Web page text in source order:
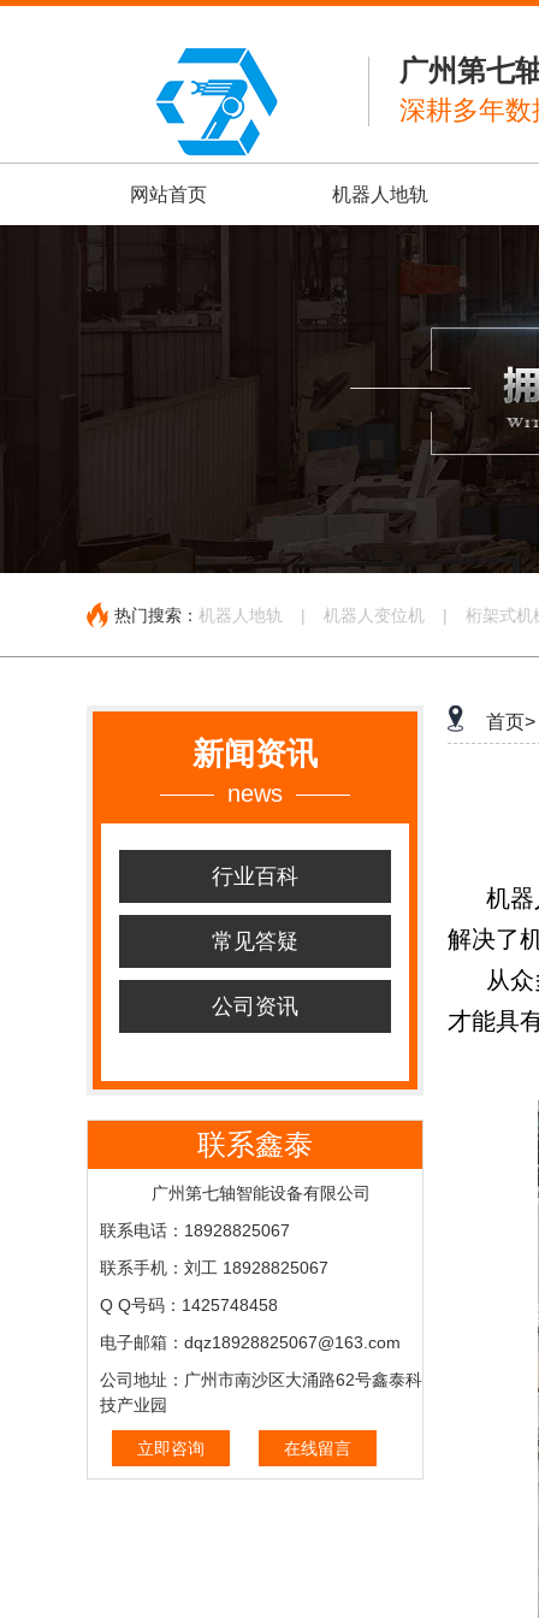
广州第七
深耕多年
网站首页 机器人地轨
热门搜索： 机器人地轨 | 机器人变位机 | 桁架式机
新闻资讯
news
行业百科
常见答疑
公司资讯
联系鑫泰
广州第七轴智能设备有限公司
联系电话：18928825067
联系手机：刘工 18928825067
Q Q号码：1425748458
电子邮箱：dqz18928825067@163.com
公司地址：广州市南沙区大涌路62号鑫泰科
技产业园
立即咨询 在线留言
首页>
机
解决了
从
才能具